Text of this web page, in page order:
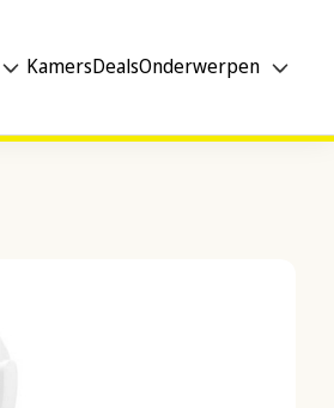
KamersDealsOnderwerpen